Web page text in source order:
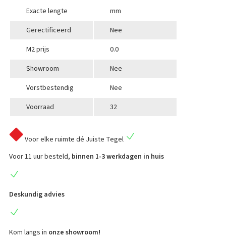
Exacte lengte
mm
Gerectificeerd
Nee
M2 prijs
0.0
Showroom
Nee
Vorstbestendig
Nee
Voorraad
32
Voor elke ruimte dé Juiste Tegel
Voor 11 uur besteld, binnen 1-3 werkdagen in huis
Deskundig advies
Kom langs in onze showroom!